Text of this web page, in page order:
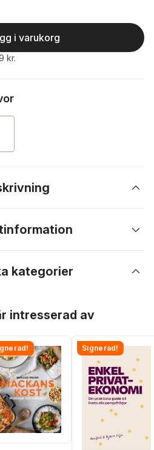
i varukorg
kr.
kategorier
intresserad av
Signerad!